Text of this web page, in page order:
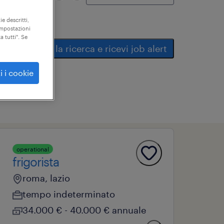
salva la ricerca e ricevi job alert
operational
frigorista
roma, lazio
tempo indeterminato
34.000 € - 40.000 € annuale
descritti,
tutti". Se
i cookie